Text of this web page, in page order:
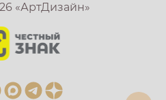
«АртДизайн»